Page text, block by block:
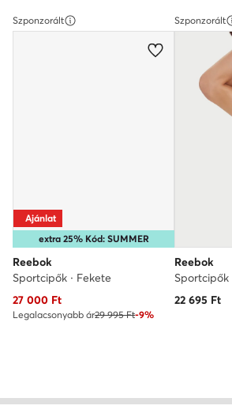
Szponzorált
extra 25% Kód: SUMMER
Ajánlat
Reebok
Sportcipők · Fekete
Aktuális ár
27 000 Ft
Legalacsonyabb ár29 995 Ft-9%
Szponzorált
Reebok
Sportcipők
22 695 Ft